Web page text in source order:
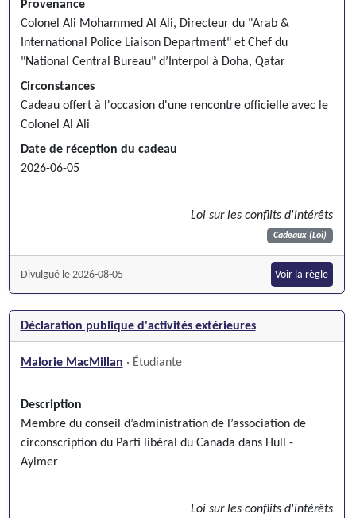
Provenance
Colonel Ali Mohammed Al Ali, Directeur du "Arab &
International Police Liaison Department" et Chef du
"National Central Bureau" d’Interpol à Doha, Qatar
Circonstances
Cadeau offert à l'occasion d'une rencontre officielle avec le
Colonel Al Ali
Date de réception du cadeau
2026-06-05
Loi sur les conflits d'intérêts
Cadeaux (Loi)
Divulgué le 2026-08-05 Voir la règle
Déclaration publique d'activités extérieures
Malorie MacMillan · Étudiante
Description
Membre du conseil d’administration de l’association de
circonscription du Parti libéral du Canada dans Hull -
Aylmer
Loi sur les conflits d'intérêts